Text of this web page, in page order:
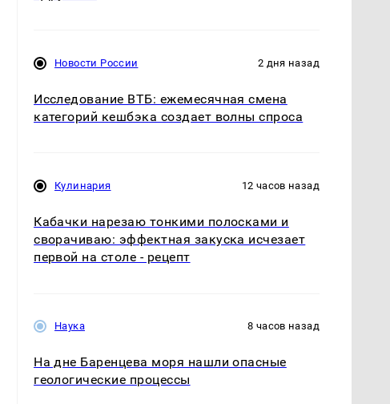
Новости России 2 дня назад
Исследование ВТБ: ежемесячная смена
категорий кешбэка создает волны спроса
Кулинария 12 часов назад
Кабачки нарезаю тонкими полосками и
сворачиваю: эффектная закуска исчезает
первой на столе - рецепт
Наука 8 часов назад
На дне Баренцева моря нашли опасные
геологические процессы